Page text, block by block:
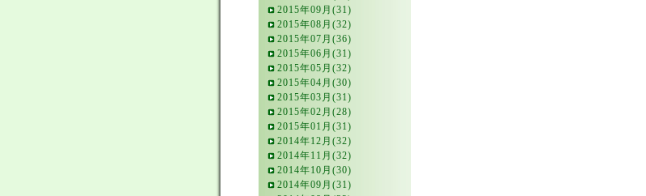
2015年09月(31)
2015年08月(32)
2015年07月(36)
2015年06月(31)
2015年05月(32)
2015年04月(30)
2015年03月(31)
2015年02月(28)
2015年01月(31)
2014年12月(32)
2014年11月(32)
2014年10月(30)
2014年09月(31)